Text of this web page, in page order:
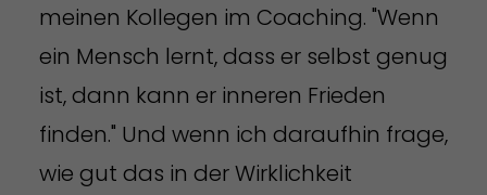
meinen Kollegen im Coaching. "Wenn
ein Mensch lernt, dass er selbst genug
ist, dann kann er inneren Frieden
finden." Und wenn ich daraufhin frage,
wie gut das in der Wirklichkeit